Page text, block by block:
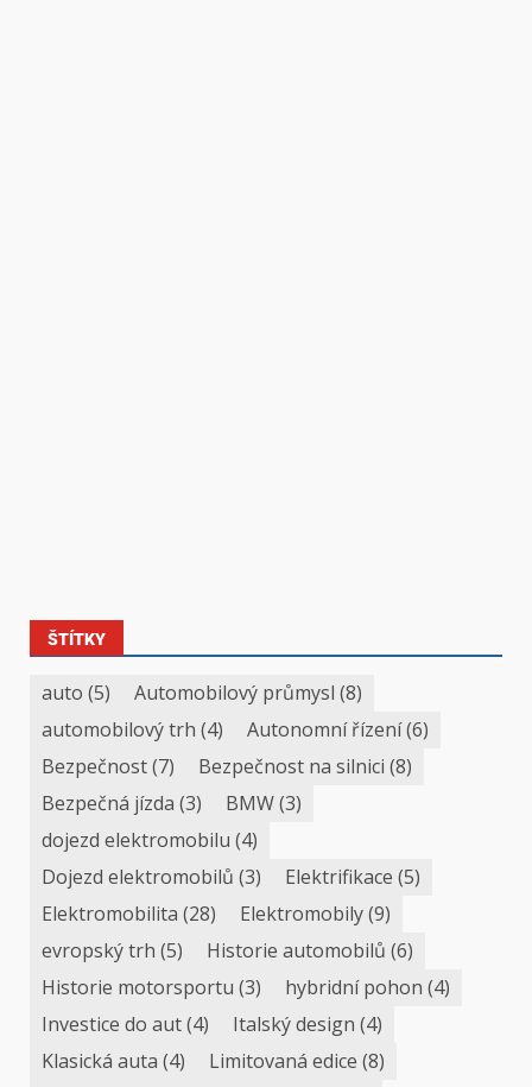
ŠTÍTKY
auto (5) Automobilový průmysl (8)
automobilový trh (4) Autonomní řízení(6)
Bezpečnost(7) Bezpečnost na silnici (8)
Bezpečná jízda (3) BMW(3)
dojezd elektromobilu (4)
Dojezd elektromobilů (3) Elektrifikace (5)
Elektromobilita (28) Elektromobily(9)
evropský trh (5) Historie automobilů (6)
Historie motorsportu (3) hybridní pohon (4)
Investice do aut(4) Italský design (4)
Klasická auta (4) Limitovaná edice (8)